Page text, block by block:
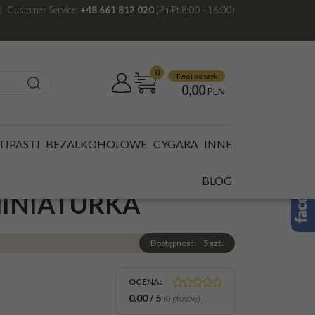
Customer Service: +48 661 812 020 (Pn-Pt 8:00 - 16:00)
0 Twój koszyk
0,00 PLN
BEZALKOHOLOWE CYGARA INNE
BLOG
RED POCKET
Dostępność: 5 szt.
OCENA:
0.00/5 (0 głosów)